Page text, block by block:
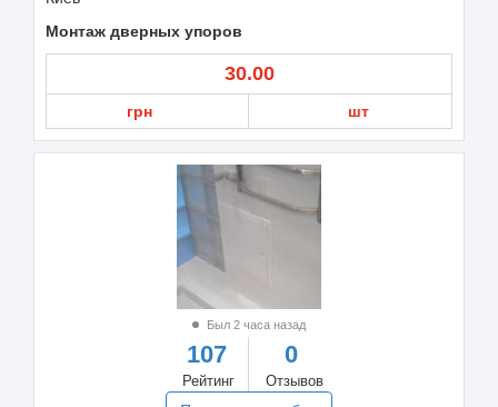
Монтаж дверных упоров
30.00
грн шт
Был 2 часа назад
107
Рейтинг
0
Отзывов